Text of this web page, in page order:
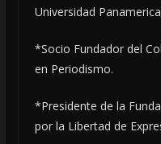
Universidad
*Socio Fundador del
en Periodismo.
*Presidente de la
por la Libertad de